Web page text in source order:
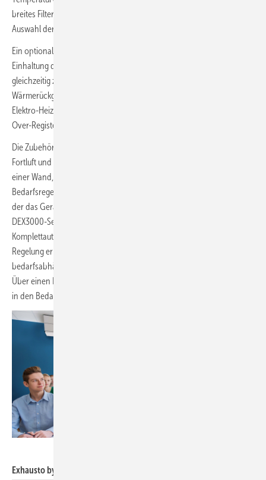
breites Filtersortiment ermöglichen eine anwendungsbezogene
Auswahl der Filterklasse.
Ein optional im Gerät eingebautes Nachheizregister sorgt für die
Einhaltung der gewünschten Komfort-Zulufttemperatur und dient
gleichzeitig zur Leistungskompensation im Vereisungsfall der
Wärmerückgewinnung. Es sind Varianten mit Wasser-Heizregister, mit
Elektro-Heizregister in zwei Größen, mit Kaltwasser- oder Change-
Over-Register möglich.
Die Zubehörpalette umfasst u. a. Wetterschutzgitter, Dachhauben für
Fortluft und Außenluft, eine Kanalanschlussbox für die Montage an
einer Wand, die keine Außenfassade ist, einen CO
Bedarfsregelung, einen Bewegungsmelder und einen Rauchmelder,
der das Gerät bei von außen angesaugtem Rauch abschaltet. Die
DEX3000-Serie wird standardmäßig mit integrierter
Komplettautomatik EXcon geliefert. Die individuell einstellbare
Regelung ermöglicht einen autarken Betrieb inklusive
bedarfsabhängigem Lüftungsmodus und freier Nachtkühlfunktion.
Über einen Präsenzmelder kann die Anlage generell einschalten oder
in den Bedarfsmodus umschalten.
Exhausto by Aldes: Schullüftungsgerät DEX3000.